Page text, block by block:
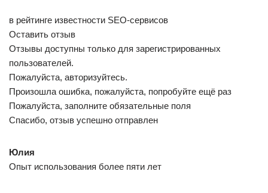
в рейтинге известности SEO-сервисов
Оставить отзыв
Отзывы доступны только для зарегистрированных
пользователей.
Пожалуйста, авторизуйтесь.
Произошла ошибка, пожалуйста, попробуйте ещё раз
Пожалуйста, заполните обязательные поля
Спасибо, отзыв успешно отправлен
Юлия
Опыт использования более пяти лет